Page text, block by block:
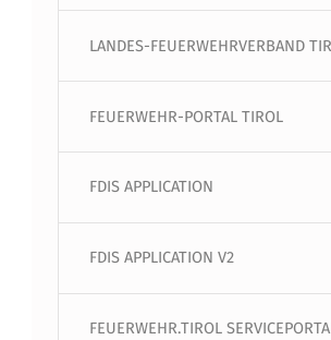
LANDES-FEUERWEHRVERBAND
FEUERWEHR-PORTAL TIROL
FDIS APPLICATION
FDIS APPLICATION V2
FEUERWEHR.TIROL